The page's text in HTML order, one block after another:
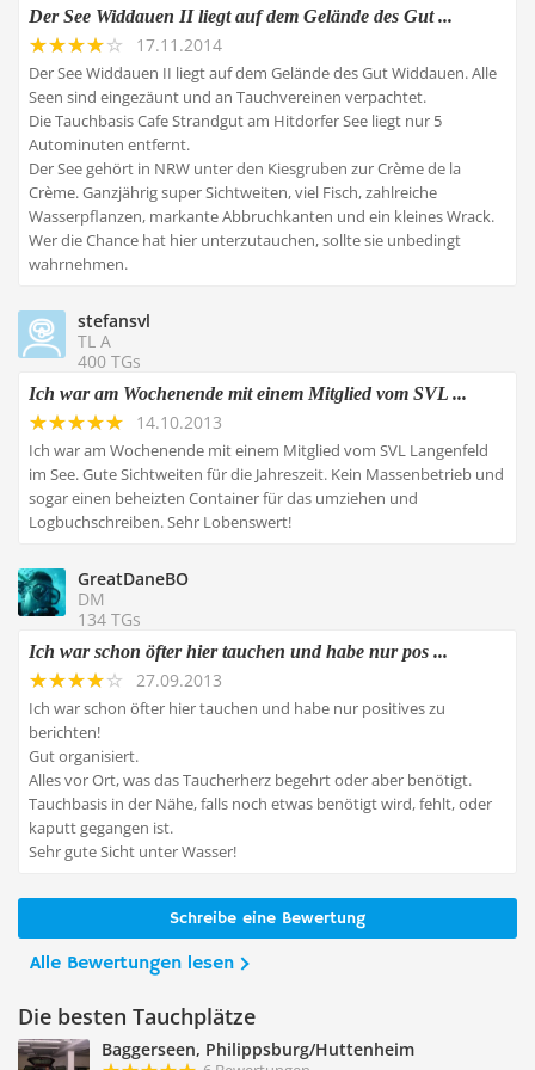
Der See Widdauen II liegt auf dem Gelände des Gut ...
17.11.2014
Der See Widdauen II liegt auf dem Gelände des Gut Widdauen. Alle
Seen sind eingezäunt und an Tauchvereinen verpachtet.
Die Tauchbasis Cafe Strandgut am Hitdorfer See liegt nur 5
Autominuten entfernt.
Der See gehört in NRW unter den Kiesgruben zur Crème de la
Crème. Ganzjährig super Sichtweiten, viel Fisch, zahlreiche
Wasserpflanzen, markante Abbruchkanten und ein kleines Wrack.
Wer die Chance hat hier unterzutauchen, sollte sie unbedingt
wahrnehmen.
stefansvl
TL A
400 TGs
Ich war am Wochenende mit einem Mitglied vom SVL ...
14.10.2013
Ich war am Wochenende mit einem Mitglied vom SVL Langenfeld
im See. Gute Sichtweiten für die Jahreszeit. Kein Massenbetrieb und
sogar einen beheizten Container für das umziehen und
Logbuchschreiben. Sehr Lobenswert!
GreatDaneBO
DM
134 TGs
Ich war schon öfter hier tauchen und habe nur pos ...
27.09.2013
Ich war schon öfter hier tauchen und habe nur positives zu
berichten!
Gut organisiert.
Alles vor Ort, was das Taucherherz begehrt oder aber benötigt.
Tauchbasis in der Nähe, falls noch etwas benötigt wird, fehlt, oder
kaputt gegangen ist.
Sehr gute Sicht unter Wasser!
Schreibe eine Bewertung
Alle Bewertungen lesen
Die besten Tauchplätze
Baggerseen, Philippsburg/Huttenheim